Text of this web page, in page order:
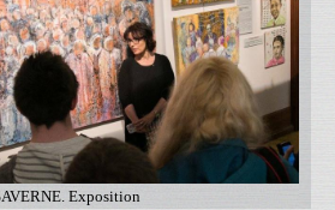
Exposition